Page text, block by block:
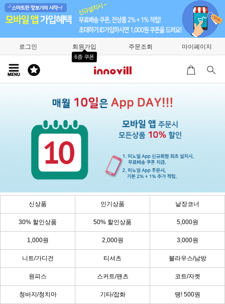
로그인 회원가입
6종 쿠폰
주문조회 마이페이지
신상품 인기상품 낱장코너
30% 할인상품 50% 할인상품 5,000원
1,000원 2,000원 3,000원
니트/가디건 티셔츠 블라우스/남방
원피스 스커트/팬츠 코트/자켓
청바지/청치마 기타/잡화 땡! 500원